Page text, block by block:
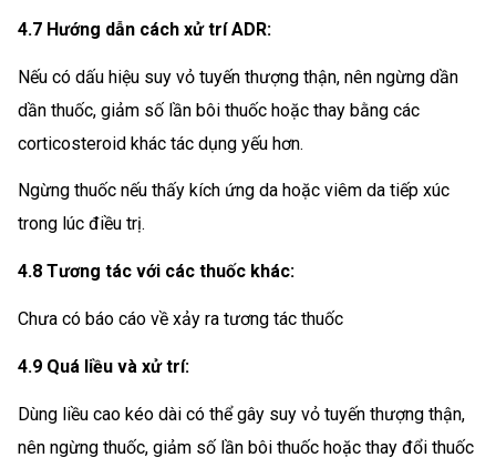
4.7 Hướng dẫn cách xử trí ADR:
Nếu có dấu hiệu suy vỏ tuyến thượng thận, nên ngừng dần
dần thuốc, giảm số lần bôi thuốc hoặc thay bằng các
corticosteroid khác tác dụng yếu hơn.
Ngừng thuốc nếu thấy kích ứng da hoặc viêm da tiếp xúc
trong lúc điều trị.
4.8 Tương tác với các thuốc khác:
Chưa có báo cáo về xảy ra tương tác thuốc
4.9 Quá liều và xử trí:
Dùng liều cao kéo dài có thể gây suy vỏ tuyến thượng thận,
nên ngừng thuốc, giảm số lần bôi thuốc hoặc thay đổi thuốc